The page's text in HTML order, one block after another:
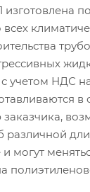
изготовлена
всех
учетом НДС
в
различной
могут